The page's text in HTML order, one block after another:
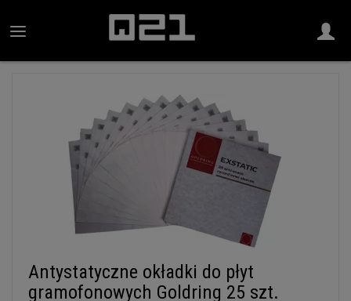
Antystatyczne okładki do płyt
gramofonowych Goldring 25 szt.